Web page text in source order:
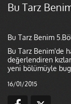
Bu Tarz
Bu Tarz Benim
Bu Tarz Benim'de
değerlendiren
yeni bölümüyle
16/01/2015